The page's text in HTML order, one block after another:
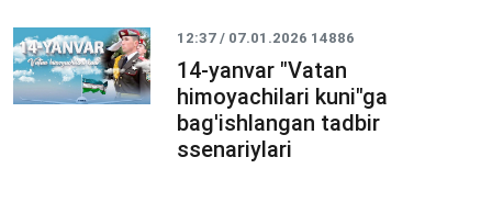
12:37 / 07.01.2026 14886
14-yanvar "Vatan
himoyachilari kuni"ga
bag'ishlangan tadbir
ssenariylari